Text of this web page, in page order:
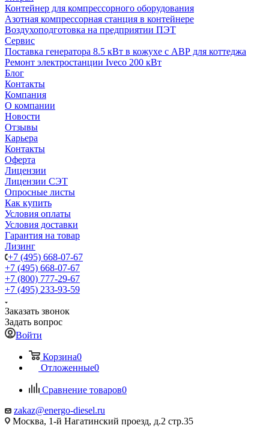
Контейнер для компрессорного оборудования
Азотная компрессорная станция в контейнере
Воздухоподготовка на предприятии ПЭТ
Сервис
Поставка генератора 8.5 кВт в кожухе с АВР для коттеджа
Ремонт электростанции Iveco 200 кВт
Блог
Контакты
Компания
О компании
Новости
Отзывы
Карьера
Контакты
Оферта
Лицензии
Лицензии СЭТ
Опросные листы
Как купить
Условия оплаты
Условия доставки
Гарантия на товар
Лизинг
+7 (495) 668-07-67
+7 (495) 668-07-67
+7 (800) 777-29-67
+7 (495) 233-93-59
Заказать звонок
Задать вопрос
Войти
Корзина0
Отложенные0
Сравнение товаров0
zakaz@energo-diesel.ru
Москва, 1-й Нагатинский проезд, д.2 стр.35